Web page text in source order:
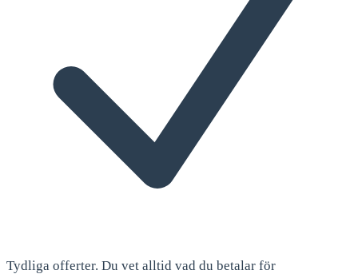
Tydliga offerter. Du vet alltid vad du betalar för